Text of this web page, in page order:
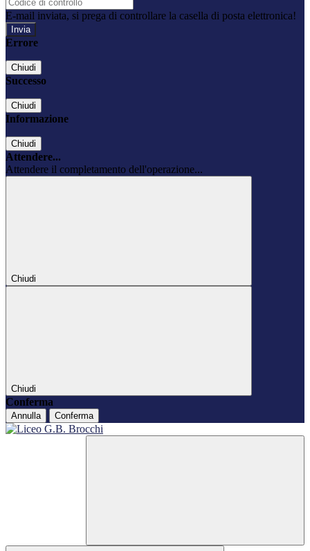
E-mail inviata, si prega di controllare la casella di posta elettronica!
Errore
Chiudi
Successo
Chiudi
Informazione
Chiudi
Attendere...
Attendere il completamento dell'operazione...
Chiudi
Chiudi
Conferma
Annulla Conferma